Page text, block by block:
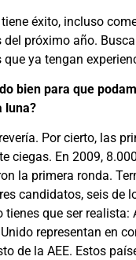
éxito, incluso
del próximo año.
ya tengan
bien para que
luna?
Por cierto, las
ciegas. En 2009,
la primera ronda.
candidatos, seis de
tienes que ser realista:
representan en
de la AEE. Estos